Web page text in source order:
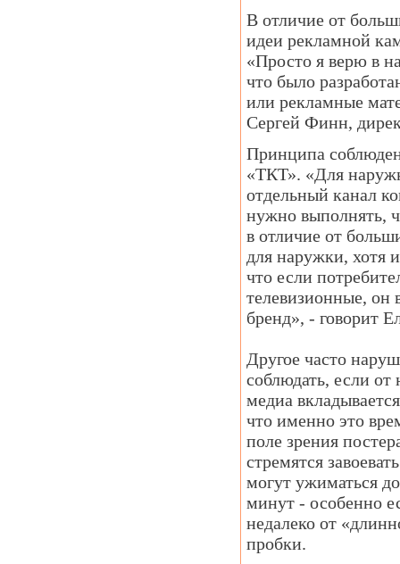
В отличие от
идеи рекламной
«Просто я верю в
что было
или рекламные
Сергей Финн,
Принципа
«ТКТ». «Для
отдельный канал
нужно выполнять,
в отличие от
для наружки, хотя
что если
телевизионные,
бренд», - говорит
Другое часто
соблюдать, если
медиа
что именно это
поле зрения
стремятся
могут ужиматься
минут - особенно
недалеко от
пробки.